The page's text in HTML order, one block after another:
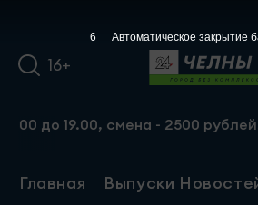
16+
19.00, смена - 2500 рублей. Пр-
Главная Выпуски
5 Автоматическое закрытие